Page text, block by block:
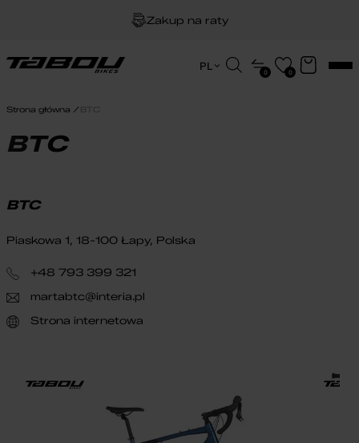
Zakup na raty
Dożywotnia gwarancja na ramę
PL
Wyszukiwarka
produktów
0 0
Strona główna BTC
BTC
BTC
Piaskowa 1, 18-100 Łapy, Polska
+48 793 399 321
martabtc@interia.pl
Strona internetowa